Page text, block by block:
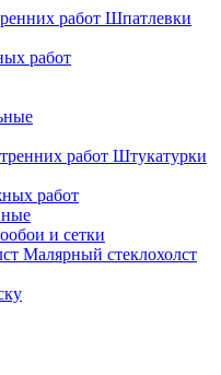
Шпатлевки
работ
Штукатурки
работ
и сетки
Малярный стеклохолст